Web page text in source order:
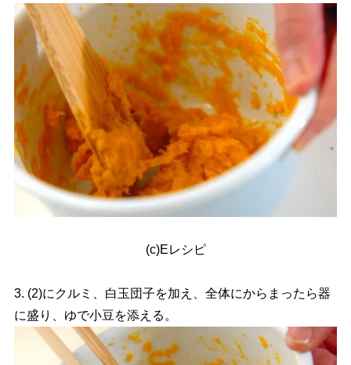
(c)Eレシピ
3. (2)にクルミ、白玉団子を加え、全体にからまったら器
に盛り、ゆで小豆を添える。